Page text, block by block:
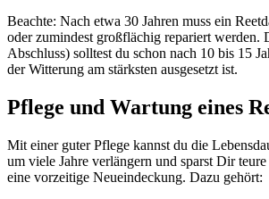
Beachte: Nach etwa 30 Jahren muss ein
oder zumindest großflächig repariert werden.
Abschluss) solltest du schon nach 10 bis 15
der Witterung am stärksten ausgesetzt ist.
Pflege und Wartung eines
Mit einer guter Pflege kannst du die
um viele Jahre verlängern und sparst Dir
eine vorzeitige Neueindeckung. Dazu gehört: